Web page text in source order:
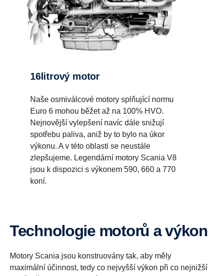
16litrový motor
Naše osmiválcové motory splňující normu
Euro 6 mohou běžet až na 100% HVO.
Nejnovější vylepšení navíc dále snižují
spotřebu paliva, aniž by to bylo na úkor
výkonu. A v této oblasti se neustále
zlepšujeme. Legendární motory Scania V8
jsou k dispozici s výkonem 590, 660 a 770
koní.
Technologie motorů a výkon
Motory Scania jsou konstruovány tak, aby měly
maximální účinnost, tedy co nejvyšší výkon při co nejnižší